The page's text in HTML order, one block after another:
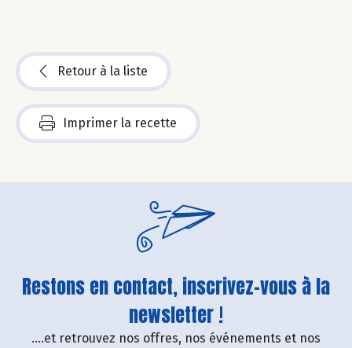
Retour à la liste
Imprimer la recette
Restons en contact, inscrivez-vous à la
newsletter !
....et retrouvez nos offres, nos événements et nos